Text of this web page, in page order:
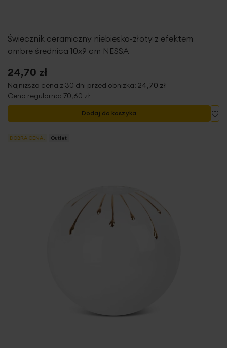
Świecznik ceramiczny niebiesko-złoty z efektem
ombre średnica 10x9 cm NESSA
24,70 zł
Najniższa cena z 30 dni przed obniżką: 24,70 zł
Cena regularna: 70,60 zł
Dodaj do koszyka
DOBRA CENA! Outlet